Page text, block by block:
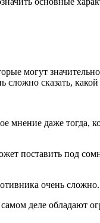
могут
сказать, какой
даже тогда,
поставить под
очень
деле обладают